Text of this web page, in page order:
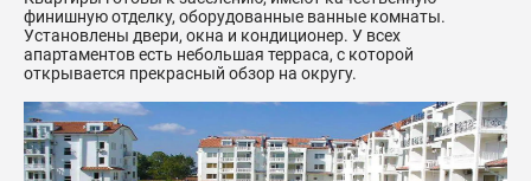
финишную отделку, оборудованные ванные комнаты.
Установлены двери, окна и кондиционер. У всех
апартаментов есть небольшая терраса, с которой
открывается прекрасный обзор на округу.